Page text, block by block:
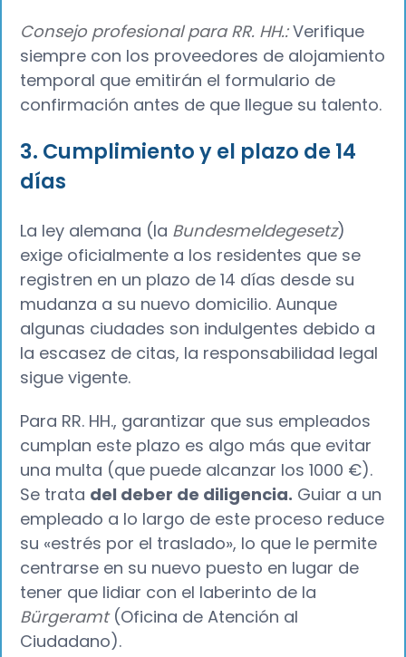
Consejo profesional para RR. HH.:Verifique
siempre con los proveedores de alojamiento
temporal que emitirán el formulario de
confirmación antes de que llegue su talento.
3. Cumplimiento y el plazo de 14
días
La ley alemana (la Bundesmeldegesetz)
exige oficialmente a los residentes que se
registren en un plazo de 14 días desde su
mudanza a su nuevo domicilio. Aunque
algunas ciudades son indulgentes debido a
la escasez de citas, la responsabilidad legal
sigue vigente.
Para RR. HH., garantizar que sus empleados
cumplan este plazo es algo más que evitar
una multa (que puede alcanzar los 1000 €).
Se trata del deber de diligencia. Guiar a un
empleado a lo largo de este proceso reduce
su «estrés por el traslado», lo que le permite
centrarse en su nuevo puesto en lugar de
tener que lidiar con el laberinto de la
Bürgeramt(Oficina de Atención al
Ciudadano).